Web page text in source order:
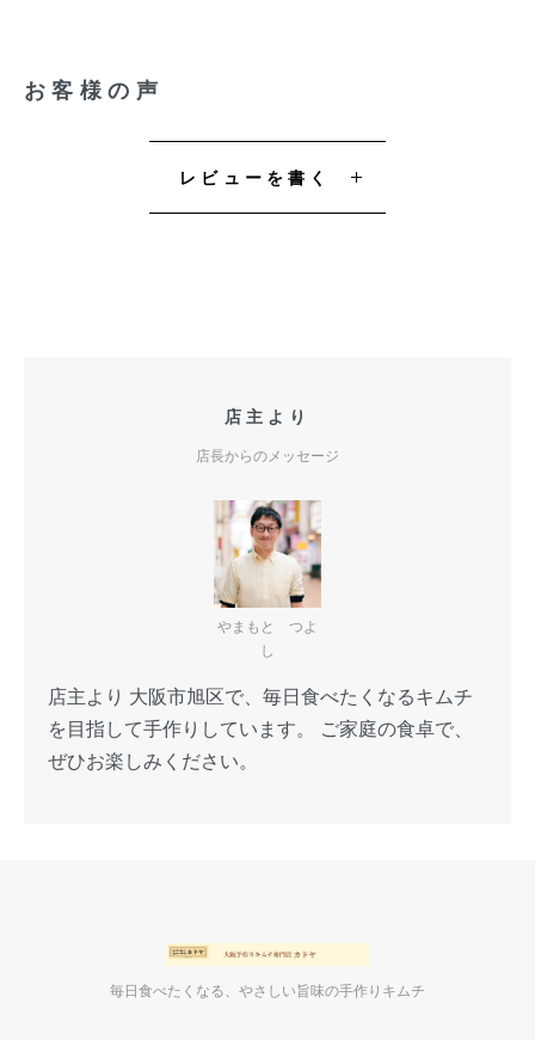
お客様の声
レビューを書く
店主より
店長からのメッセージ
やまもと つよ
し
店主より 大阪市旭区で、毎日食べたくなるキムチ
を目指して手作りしています。 ご家庭の食卓で、
ぜひお楽しみください。
毎日食べたくなる、やさしい旨味の手作りキムチ